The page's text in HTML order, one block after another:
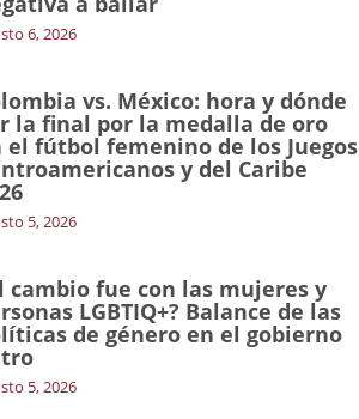
6, 2026
vs. México: hora y dónde
la final por la medalla de oro
el fútbol femenino de los Juegos
y del Caribe
5, 2026
cambio fue con las mujeres y
LGBTIQ+? Balance de las
de género en el gobierno
5, 2026